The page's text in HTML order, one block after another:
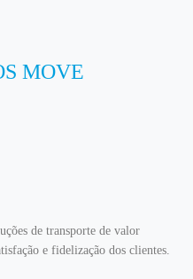
MOVE
de transporte de valor
e fidelização dos clientes.